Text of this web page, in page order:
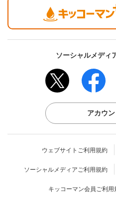
ソーシャルメディ
アカウ
ウェブサイトご利用規約
ソーシャルメディアご利用規約
キッコーマン会員ご利用